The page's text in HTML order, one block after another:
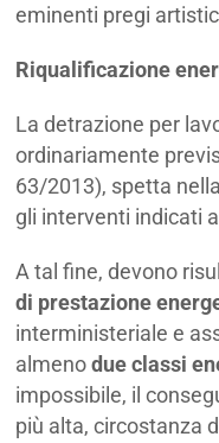
eminenti pregi
Riqualificazione
La detrazione per
ordinariamente
63/2013), spetta
gli interventi indicati
A tal fine, devono
di prestazione
interministeriale e
almenodue classi
impossibile, il
più alta, circostanza